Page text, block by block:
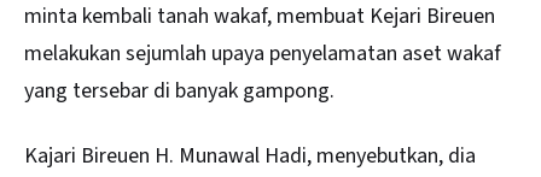
minta kembali tanah wakaf, membuat Kejari Bireuen
melakukan sejumlah upaya penyelamatan aset wakaf
yang tersebar di banyak gampong.
Kajari Bireuen H. Munawal Hadi, menyebutkan, dia